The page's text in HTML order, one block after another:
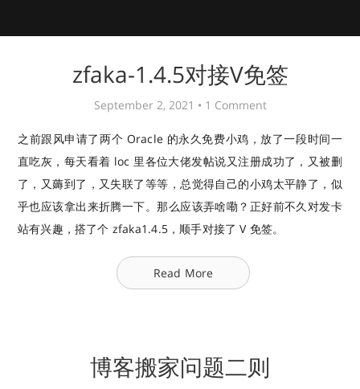
zfaka-1.4.5对接V免签
September 2, 2021 • 1 Comment
之前跟风申请了两个 Oracle 的永久免费小鸡，放了一段时间一
直吃灰，每天看着 loc 里各位大佬发帖说又注册成功了，又被删
了，又薅到了，又失联了等等，总觉得自己的小鸡太平静了，似
乎也应该拿出来折腾一下。那么应该弄啥嘞？正好前不久对发卡
站有兴趣，搭了个 zfaka1.4.5，顺手对接了 V 免签。
Read More
博客搬家问题二则